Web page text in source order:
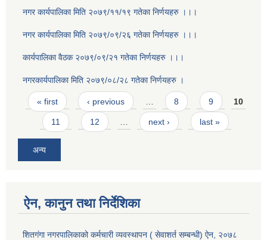
नगर कार्यपालिका मिति २०७९/११/१९ गतेका निर्णयहरु ।।।
नगर कार्यपालिका मिति २०७९/०९/२६ गतेका निर्णयहरु ।।।
कार्यपालिका वैठक २०७९/०९/२१ गतेका निर्णयहरु ।।।
नगरकार्यपालिका मिति २०७९/०८/२८ गतेका निर्णयहरु ।
Pages
« first ‹ previous … 8 9 10
11 12 … next › last »
अन्य
ऐन, कानुन तथा निर्देशिका
शितगंगा नगरपालिकाको कर्मचारी व्यवस्थापन ( सेवाशर्त सम्बन्धी) ऐन, २०७८